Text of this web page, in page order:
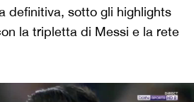
definitiva, sotto gli highlights
la tripletta di Messi e la rete